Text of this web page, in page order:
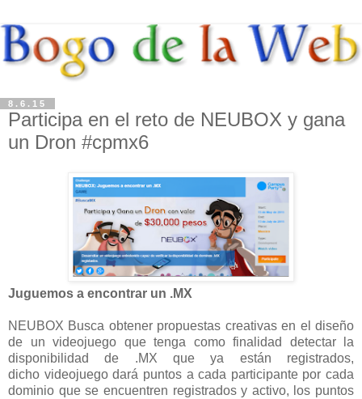
8.6.15
Participa en el reto de NEUBOX y gana
un Dron #cpmx6
Juguemos a encontrar un .MX
NEUBOX Busca obtener propuestas creativas en el diseño
de un videojuego que tenga como finalidad detectar la
disponibilidad de .MX que ya están registrados,
dicho videojuego dará puntos a cada participante por cada
dominio que se encuentren registrados y activo, los puntos